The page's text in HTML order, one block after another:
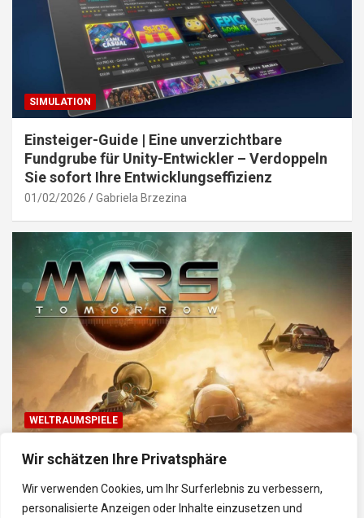
Wir schätzen Ihre Privatsphäre
Wir verwenden Cookies, um Ihr Surferlebnis zu verbessern,
personalisierte Anzeigen oder Inhalte einzusetzen und
SIMULATION
Einsteiger-Guide | Eine unverzichtbare
Fundgrube für Unity-Entwickler – Verdoppeln
Sie sofort Ihre Entwicklungseffizienz
01/02/2026 Gabriela Brzezina
WELTRAUMSPIELE
Top Weltraum-Browser-Spiele: Erkunde, baue